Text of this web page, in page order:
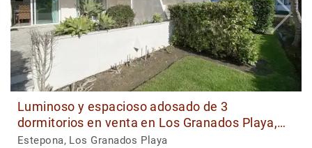
Luminoso y espacioso adosado de 3
dormitorios en venta en Los Granados Playa,
Nueva Milla de Oro de Estepona
Estepona, Los Granados Playa